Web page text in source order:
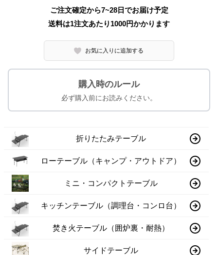
ご注文確定から7~28日でお届け予定
送料は1注文あたり 1000円かかります
お気に入りに追加する
購入時のルール
必ず購入前にお読みください。
折りたたみテーブル
ローテーブル（キャンプ・アウトドア）
ミニ・コンパクトテーブル
キッチンテーブル（調理台・コンロ台）
焚き火テーブル（囲炉裏・耐熱）
サイドテーブル